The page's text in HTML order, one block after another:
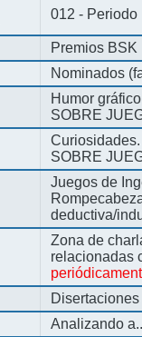
012 - Periodo
Premios BSK
Nominados
Humor
SOBRE
SOBRE
Juegos de
deductiva/
Zona de
relacionadas
Analizando